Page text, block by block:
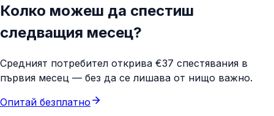
Колко можеш да спестиш
следващия месец?
Средният потребител открива €37 спестявания в
първия месец — без да се лишава от нищо важно.
Опитай безплатно